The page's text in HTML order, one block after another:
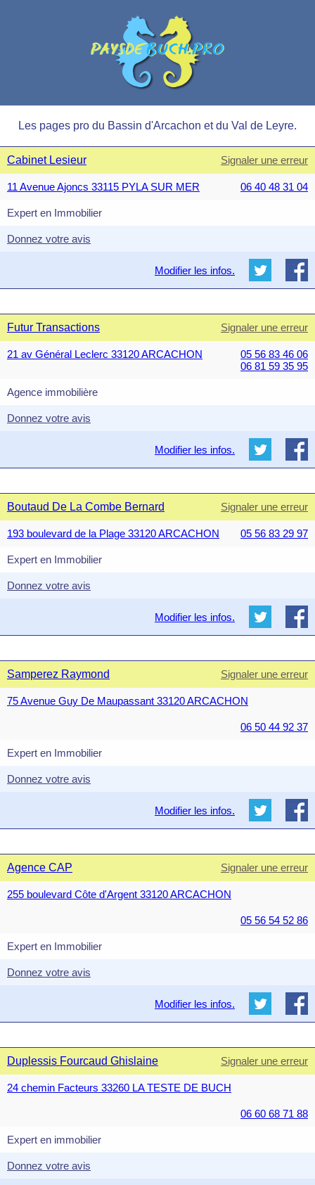
Les pages pro du Bassin d'Arcachon et du Val de Leyre.
Cabinet Lesieur Signaler une erreur
11 Avenue Ajoncs 33115 PYLA SUR MER 06 40 48 31 04
Expert en Immobilier
Donnez votre avis
Modifier les infos.
Futur Transactions Signaler une erreur
21 av Général Leclerc 33120 ARCACHON
05 56 83 46 06
06 81 59 35 95
Agence immobilière
Donnez votre avis
Modifier les infos.
Boutaud De La Combe Bernard Signaler une erreur
193 boulevard de la Plage 33120 ARCACHON 05 56 83 29 97
Expert en Immobilier
Donnez votre avis
Modifier les infos.
Samperez Raymond Signaler une erreur
75 Avenue Guy De Maupassant 33120 ARCACHON
06 50 44 92 37
Expert en Immobilier
Donnez votre avis
Modifier les infos.
Agence CAP Signaler une erreur
255 boulevard Côte d'Argent 33120 ARCACHON
05 56 54 52 86
Expert en Immobilier
Donnez votre avis
Modifier les infos.
Duplessis Fourcaud Ghislaine Signaler une erreur
24 chemin Facteurs 33260 LA TESTE DE BUCH
06 60 68 71 88
Expert en immobilier
Donnez votre avis